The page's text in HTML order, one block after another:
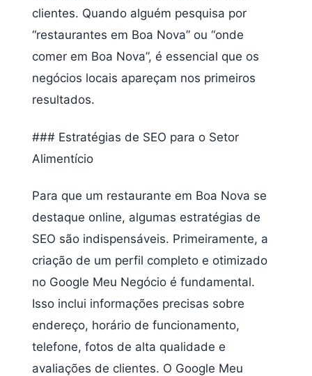
clientes. Quando alguém pesquisa por
“restaurantes em Boa Nova” ou “onde
comer em Boa Nova”, é essencial que os
negócios locais apareçam nos primeiros
resultados.
### Estratégias de SEO para o Setor
Alimentício
Para que um restaurante em Boa Nova se
destaque online, algumas estratégias de
SEO são indispensáveis. Primeiramente, a
criação de um perfil completo e otimizado
no Google Meu Negócio é fundamental.
Isso inclui informações precisas sobre
endereço, horário de funcionamento,
telefone, fotos de alta qualidade e
avaliações de clientes. O Google Meu